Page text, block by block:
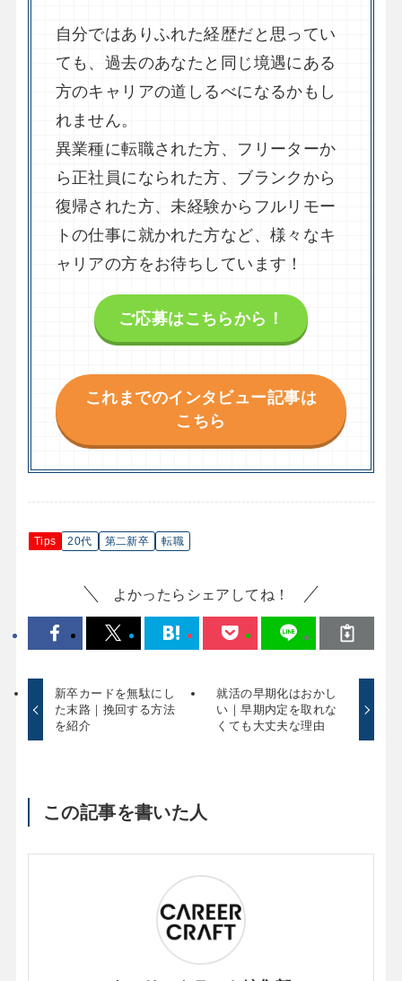
自分ではありふれた経歴だと思ってい
ても、過去のあなたと同じ境遇にある
方のキャリアの道しるべになるかもし
れません。
異業種に転職された方、フリーターか
ら正社員になられた方、ブランクから
復帰された方、未経験からフルリモー
トの仕事に就かれた方など、様々なキ
ャリアの方をお待ちしています！
ご応募はこちらから！
これまでのインタビュー記事は
こちら
Tips 20代 第二新卒 転職
よかったらシェアしてね！
新卒カードを無駄にし
た末路｜挽回する方法
を紹介
就活の早期化はおかし
い｜早期内定を取れな
くても大丈夫な理由
この記事を書いた人